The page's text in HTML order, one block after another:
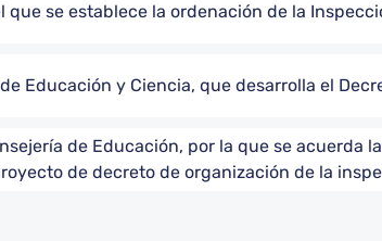
se establece la ordenación de la
Educación y Ciencia, que desarrolla el
de Educación, por la que se acuerda
de decreto de organización de la